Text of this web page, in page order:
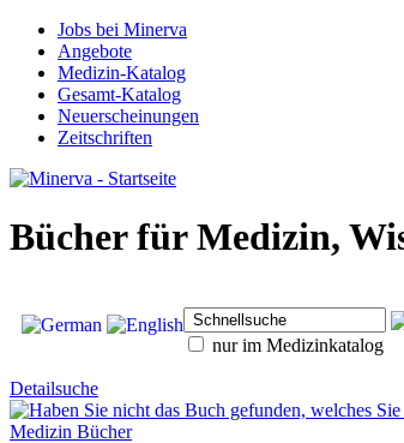
Jobs bei Minerva
Angebote
Medizin-Katalog
Gesamt-Katalog
Neuerscheinungen
Zeitschriften
Bücher für Medizin,
nur im Medizinkatalog
Detailsuche
Medizin Bücher